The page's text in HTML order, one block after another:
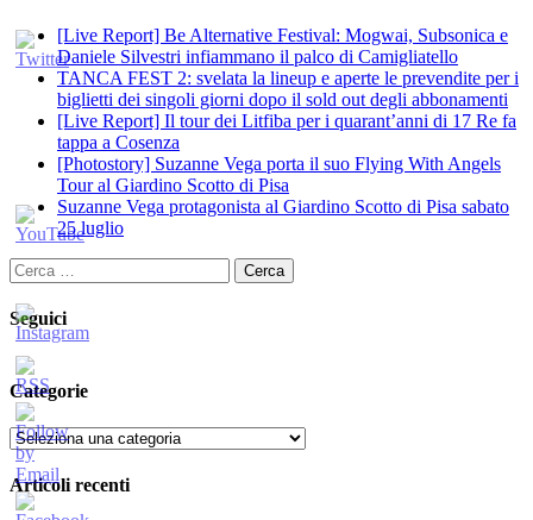
[Live Report] Be Alternative Festival: Mogwai, Subsonica e
Daniele Silvestri infiammano il palco di Camigliatello
TANCA FEST 2: svelata la lineup e aperte le prevendite per i
biglietti dei singoli giorni dopo il sold out degli abbonamenti
[Live Report] Il tour dei Litfiba per i quarant’anni di 17 Re fa
tappa a Cosenza
[Photostory] Suzanne Vega porta il suo Flying With Angels
Tour al Giardino Scotto di Pisa
Suzanne Vega protagonista al Giardino Scotto di Pisa sabato
25 luglio
Ricerca
per:
Seguici
Categorie
Categorie
Articoli recenti